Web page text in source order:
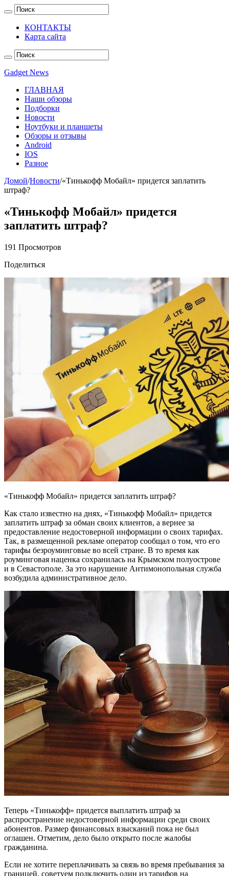
КОНТАКТЫ
Карта сайта
Gadget News
ГЛАВНАЯ
Наши обзоры
Подборки
Новости
Ноутбуки и планшеты
Обзоры и отзывы
Android
IOS
Разное
Домой/Новости/«Тинькофф Мобайл» придется заплатить
штраф?
«Тинькофф Мобайл» придется
заплатить штраф?
191 Просмотров
Поделиться
«Тинькофф Мобайл» придется заплатить штраф?
Как стало известно на днях, «Тинькофф Мобайл» придется
заплатить штраф за обман своих клиентов, а вернее за
предоставление недостоверной информации о своих тарифах.
Так, в размещенной рекламе оператор сообщал о том, что его
тарифы безроуминговые во всей стране. В то время как
роуминговая наценка сохранилась на Крымском полуострове
и в Севастополе. За это нарушение Антимонопольная служба
возбудила административное дело.
Теперь «Тинькофф» придется выплатить штраф за
распространение недостоверной информации среди своих
абонентов. Размер финансовых взысканий пока не был
оглашен. Отметим, дело было открыто после жалобы
гражданина.
Если не хотите переплачивать за связь во время пребывания за
границей, советуем подключить один из тарифов на